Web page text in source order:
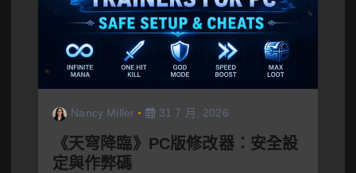
Nancy Miller 31 7 月, 2026
《天穹降臨》PC版修改器：安全設
定與作弊碼